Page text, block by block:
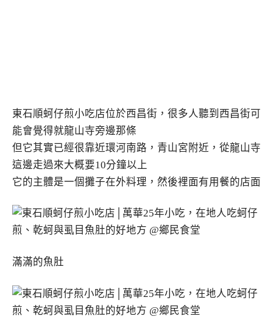
東石順蚵仔煎小吃店位於西昌街，很多人聽到西昌街可
能會覺得就龍山寺旁邊那條
但它其實已經很靠近環河南路，青山宮附近，從龍山寺
這邊走過來大概要10分鐘以上
它的主體是一個攤子在外料理，然後裡面有用餐的店面
滿滿的魚肚